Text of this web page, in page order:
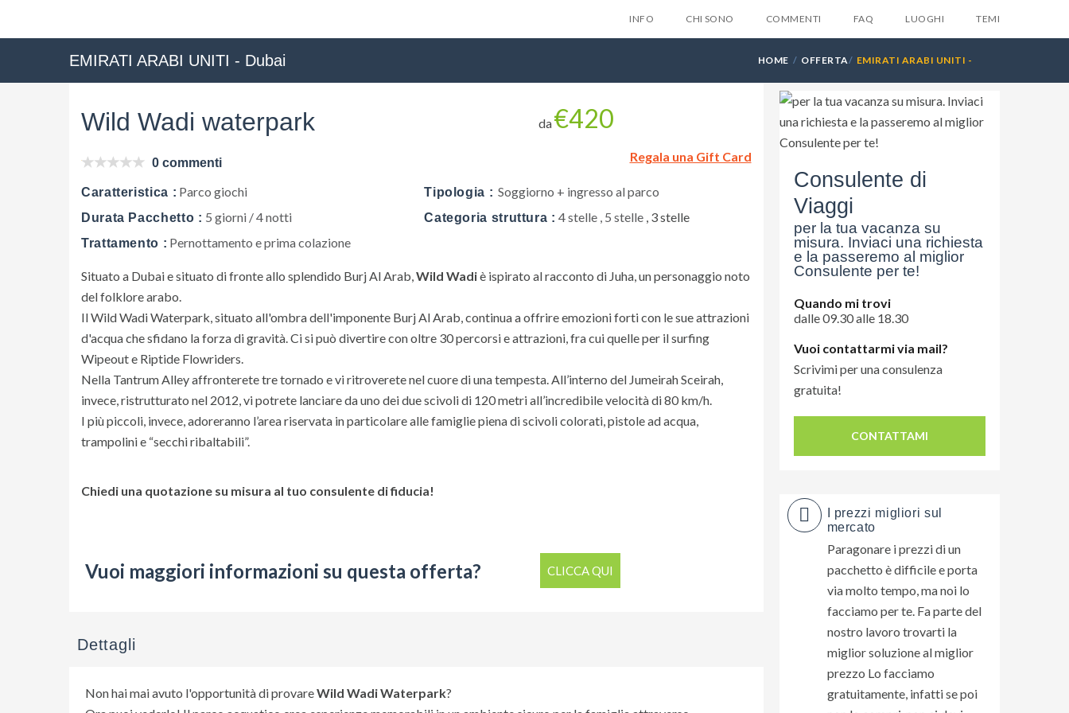
Lascia qui la tua email e ti invieremo
gratuitamente
6 suggerimenti
nessuno ti dara mai...
INFO CHI SONO COMMENTI FAQ LUOGHI TEMI
EMIRATI ARABI UNITI - Dubai HOME OFFERTA EMIRATI ARABI UNITI -
DUBAI
Wild Wadi waterpark
0 commenti
da€420
Regala una Gift Card
Caratteristica : Parco giochi Tipologia : Soggiorno + ingresso al parco
Durata Pacchetto : 5 giorni / 4 notti Categoria struttura : 4 stelle , 5 stelle , 3 stelle
Trattamento : Pernottamento e prima colazione
Situato a Dubai e situato di fronte allo splendido Burj Al Arab,Wild Wadiè ispirato al racconto di Juha, un personaggio noto
del folklore arabo.
Il Wild Wadi Waterpark, situato all'ombra dell'imponente Burj Al Arab, continua a offrire emozioni forti con le sue attrazioni
d'acqua che sfidano la forza di gravità. Ci si può divertire con oltre 30 percorsi e attrazioni, fra cui quelle per il surfing
Wipeout e Riptide Flowriders.
Nella Tantrum Alley affronterete tre tornado e vi ritroverete nel cuore di una tempesta. All’interno del Jumeirah Sceirah,
invece, ristrutturato nel 2012, vi potrete lanciare da uno dei due scivoli di 120 metri all’incredibile velocità di 80 km/h.
I più piccoli, invece, adoreranno l’area riservata in particolare alle famiglie piena di scivoli colorati, pistole ad acqua,
trampolini e “secchi ribaltabili”.
Chiedi una quotazione su misura al tuo consulente di fiducia!
Vuoi maggiori informazioni su questa offerta? CLICCA QUI
Dettagli
Non hai mai avuto l'opportunità di provareWild Wadi Waterpark?
Consulente di
Viaggi
per la tua vacanza su
misura. Inviaci una richiesta
e la passeremo al miglior
Consulente per te!
Quando mi trovi
dalle 09.30 alle 18.30
Vuoi contattarmi via mail?
Scrivimi per una consulenza
gratuita!
CONTATTAMI
I prezzi migliori sul
mercato
Paragonare i prezzi di un
pacchetto è difficile e porta
via molto tempo, ma noi lo
facciamo per te. Fa parte del
nostro lavoro trovarti la
miglior soluzione al miglior
prezzo Lo facciamo
gratuitamente, infatti se poi